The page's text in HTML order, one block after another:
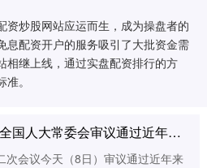
资炒股网站应运而生，成为操盘者的
息配资开户的服务吸引了大批资金需
相继上线，通过实盘配资排行的方
。
票配资平台推荐，助你轻松配资
股票基金配资 6万亿元！全国人大常委会审议通过近年来力度最大化债举措
次会议今天（8日）审议通过近年来